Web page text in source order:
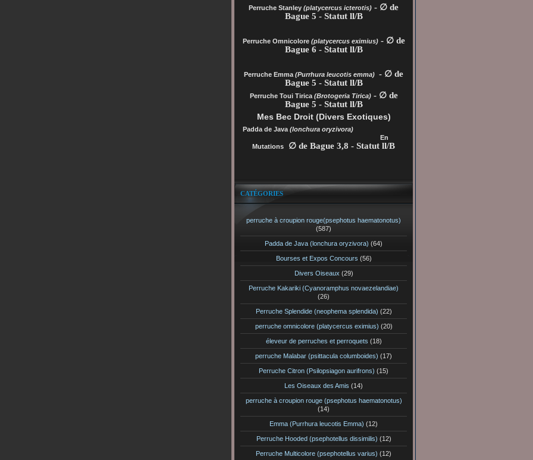
Perruche Stanley (platycercus icterotis) - ∅ de
Bague 5 - Statut ll/B
Perruche Omnicolore (platycercus eximius)- ∅ de
Bague 6 - Statut ll/B
Perruche Emma (Purrhura leucotis emma) - ∅ de
Bague 5 - Statut ll/B
Perruche Toui Tirica (Brotogeria Tirica)- ∅ de
Bague 5 - Statut ll/B
Mes Bec Droit (Divers Exotiques)
Padda de Java(lonchura oryzivora)
En
Mutations
∅ de Bague 3,8 - Statut ll/B
CATÉGORIES
perruche à croupion rouge(psephotus haematonotus)
(587)
Padda de Java (lonchura oryzivora) (64)
Bourses et Expos Concours (56)
Divers Oiseaux (29)
Perruche Kakariki (Cyanoramphus novaezelandiae)
(26)
Perruche Splendide (neophema splendida) (22)
perruche omnicolore (platycercus eximius) (20)
éleveur de perruches et perroquets (18)
perruche Malabar (psittacula columboides) (17)
Perruche Citron (Psilopsiagon aurifrons) (15)
Les Oiseaux des Amis (14)
perruche à croupion rouge (psephotus haematonotus)
(14)
Emma (Purrhura leucotis Emma) (12)
Perruche Hooded (psephotellus dissimilis) (12)
Perruche Multicolore (psephotellus varius) (12)